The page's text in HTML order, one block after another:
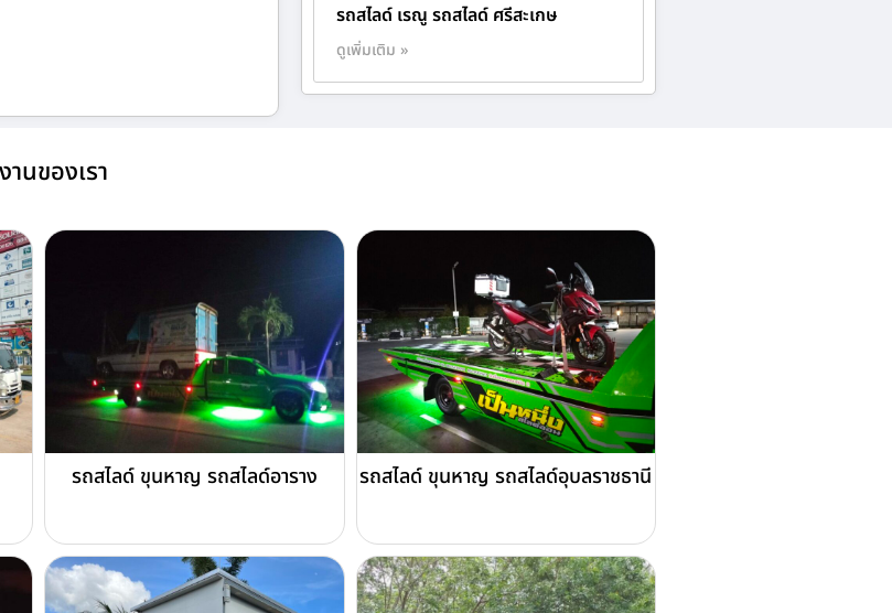
รถสไลด์ เรณู รถสไลด์ ศรีสะเกษ
ดูเพิ่มเติม »
านของเรา
รถสไลด์ ขุนหาญ รถสไลด์อาราง รถสไลด์ ขุนหาญ รถสไลด์อุบลราชธานี